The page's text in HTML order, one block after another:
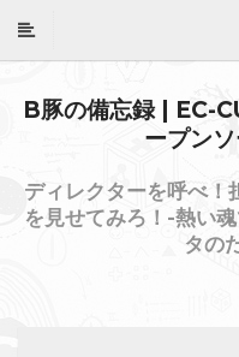
B豚の備忘録 | EC-
ープン
ディレクターを呼べ！
を見せてみろ！-熱い
タの